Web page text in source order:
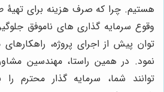
هستیم. چرا که صرف هزینه برای تهیۀ
وقوع سرمایه گذاری های ناموفق
توان پیش از اجرای پروژه،
نمود. در همین راستا، مهندسین
توانند شما، سرمایه گذار محترم